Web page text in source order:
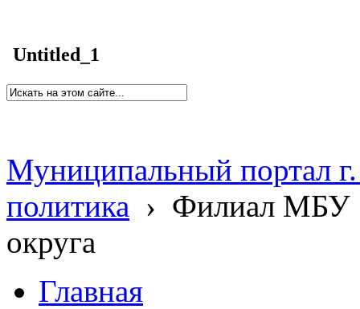
Untitled_1
Муниципальный портал
политика › Филиал МБУ
округа
Главная